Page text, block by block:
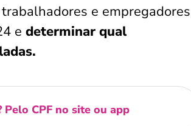
e empregadores
e determinar qual
Pelo CPF no site ou app